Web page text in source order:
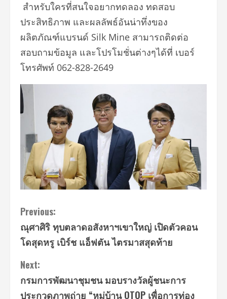
สำหรับใครที่สนใจอยากทดลอง ทดสอบ
ประสิทธิภาพ และผลลัพธ์อันน่าทึ่งของ
ผลิตภัณฑ์แบรนด์ Silk Mine สามารถติดต่อ
สอบถามข้อมูล และโปรโมชั่นต่างๆได้ที่ เบอร์
โทรศัพท์ 062-828-2649
Continue
Reading
Previous:
ณุศาศิริ ทุบตลาดอสังหาฯเขาใหญ่ เปิดตัวคอน
โดสุดหรู เบิร์ช แอ็ฟตัน ไตรมาสสุดท้าย
Next:
กรมการพัฒนาชุมชน มอบรางวัลผู้ชนะการ
ประกวดภาพถ่าย “หมู่บ้าน OTOP เพื่อการท่อง